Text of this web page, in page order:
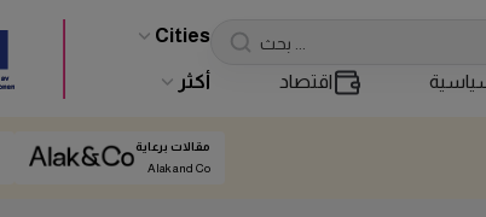
Cities
اقتصاد أكثر
مقالات برعاية
Alak and Co